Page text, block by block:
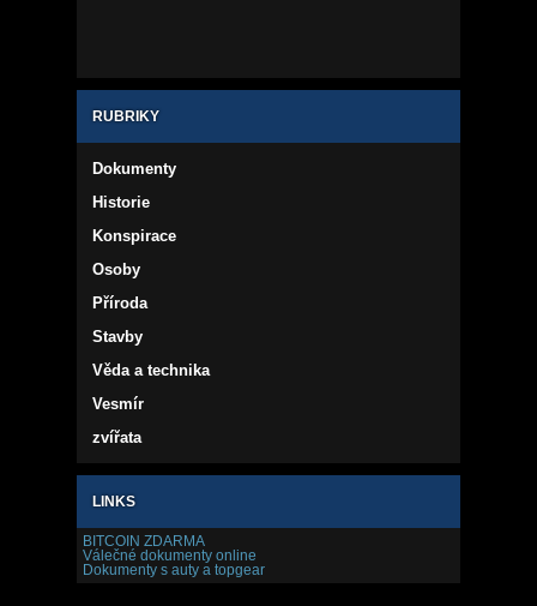
RUBRIKY
Dokumenty
Historie
Konspirace
Osoby
Příroda
Stavby
Věda a technika
Vesmír
zvířata
LINKS
BITCOIN ZDARMA
Válečné dokumenty online
Dokumenty s auty a topgear